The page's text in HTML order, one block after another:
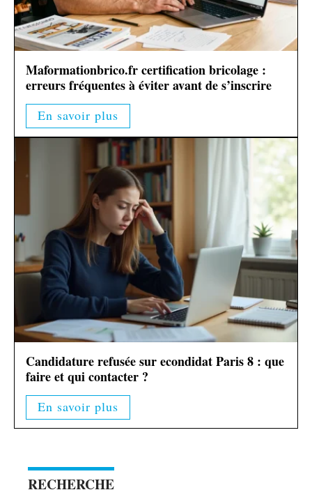
Maformationbrico.fr certification bricolage :
erreurs fréquentes à éviter avant de s’inscrire
En savoir plus
Candidature refusée sur econdidat Paris 8 : que
faire et qui contacter ?
En savoir plus
RECHERCHE